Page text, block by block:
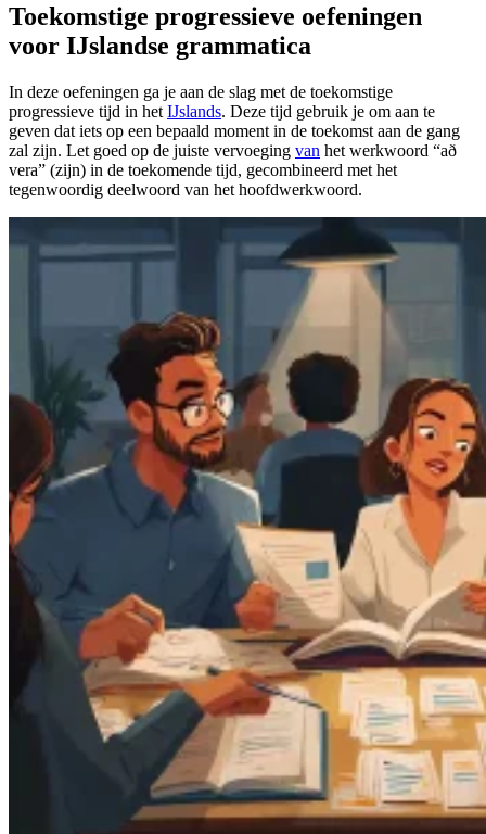
Toekomstige progressieve oefeningen
voor IJslandse grammatica
In deze oefeningen ga je aan de slag met de toekomstige
progressieve tijd in het IJslands. Deze tijd gebruik je om aan te
geven dat iets op een bepaald moment in de toekomst aan de gang
zal zijn. Let goed op de juiste vervoeging van het werkwoord “að
vera” (zijn) in de toekomende tijd, gecombineerd met het
tegenwoordig deelwoord van het hoofdwerkwoord.